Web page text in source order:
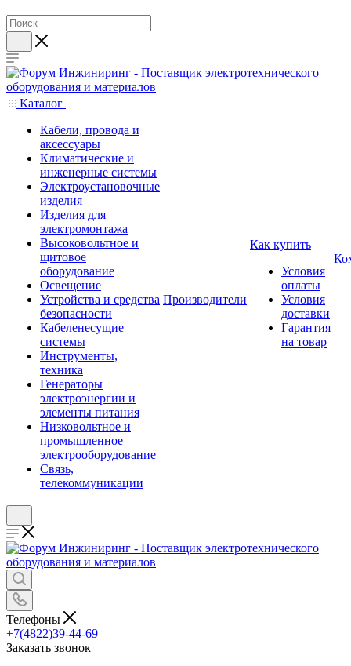
Каталог
Кабели, провода и
аксессуары
Климатические и
инженерные системы
Электроустановочные
изделия
Изделия для
электромонтажа
Высоковольтное и
щитовое
оборудование
Освещение
Устройства и средства
безопасности
Кабеленесущие
системы
Инструменты,
техника
Генераторы
электроэнергии и
элементы питания
Низковольтное и
промышленное
электрооборудование
Связь,
телекоммуникации
Производители
Как купить
Условия
оплаты
Условия
доставки
Гарантия
на товар
Телефоны
+7(4822)39-44-69
Заказать звонок